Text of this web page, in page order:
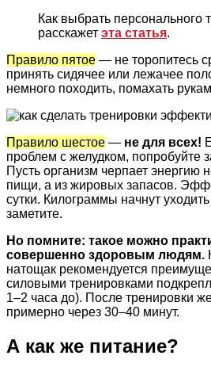
Как выбрать персонального
расскажет эта статья.
Правило пятое — не торопитесь
принять сидячее или лежачее
немного походить, помахать
Правило шестое — не для всех!
проблем с желудком, попробуйте
Пусть организм черпает энергию
пищи, а из жировых запасов.
сутки. Килограммы начнут
заметите.
Но помните: такое можно
совершенно здоровым людям.
натощак рекомендуется
силовыми тренировками
1–2 часа до). После тренировки
примерно через 30–40 минут.
А как же питание?